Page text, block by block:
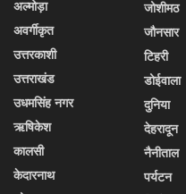
अल्मोड़ा
अवर्गीकृत
उत्तरकाशी
उत्तराखंड
उधमसिंह नगर
ऋषिकेश
कालसी
केदारनाथ
जोशीमठ
जौनसार
टिहरी
डोईवाला
दुनिया
देहरादून
नैनीताल
पर्यटन